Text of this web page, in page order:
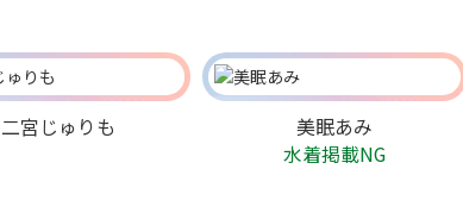
二宮じゅりも
美眠あみ
水着掲載NG